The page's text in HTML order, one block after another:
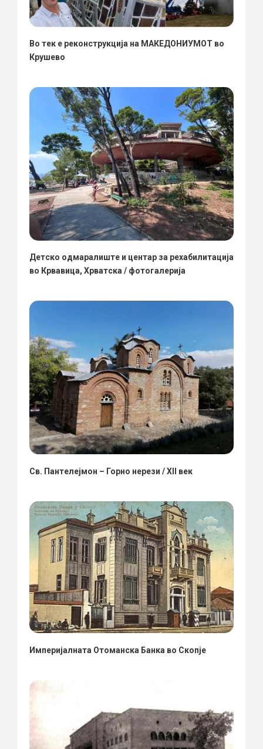
Во тек е реконструкција на МАКЕДОНИУМОТ во
Крушево
Детско одмаралиште и центар за рехабилитација
во Крвавица, Хрватска / фотогалерија
Св. Пантелејмон – Горно нерези / XII век
Империјалната Отоманска Банка во Скопје